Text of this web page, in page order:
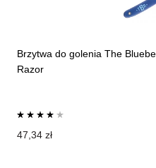
Brzytwa do golenia The
Razor
47,34 zł